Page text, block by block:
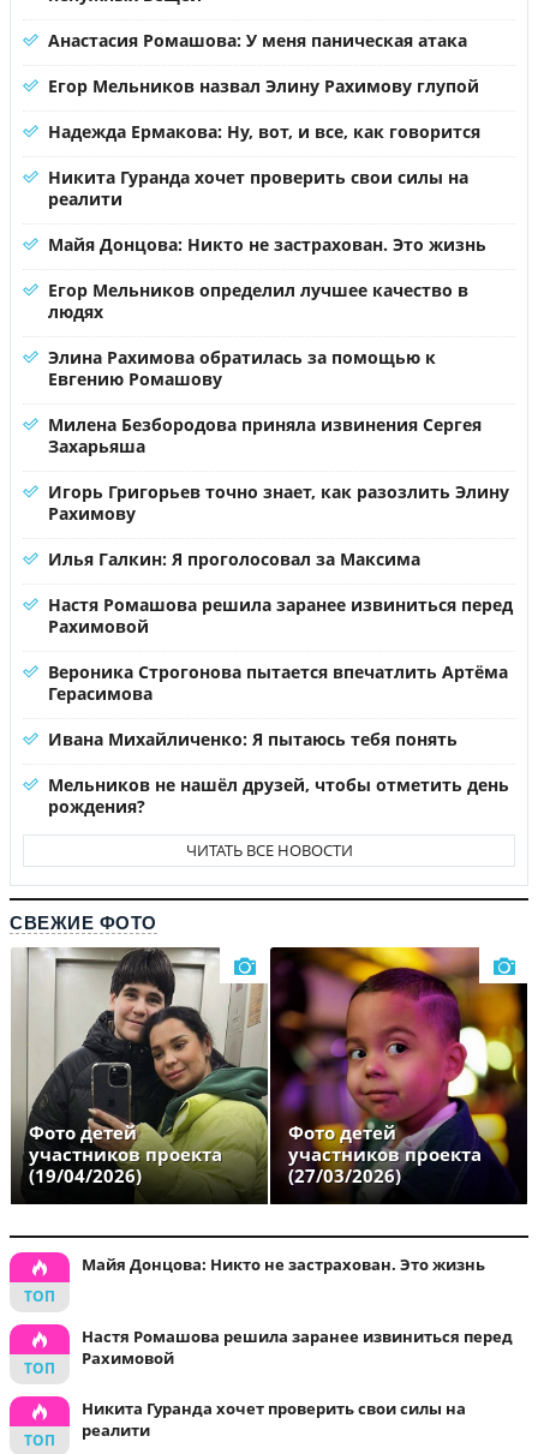
Анастасия Ромашова: У меня паническая атака
Егор Мельников назвал Элину Рахимову глупой
Надежда Ермакова: Ну, вот, и все, как говорится
Никита Гуранда хочет проверить свои силы на
реалити
Майя Донцова: Никто не застрахован. Это жизнь
Егор Мельников определил лучшее качество в
людях
Элина Рахимова обратилась за помощью к
Евгению Ромашову
Милена Безбородова приняла извинения Сергея
Захарьяша
Игорь Григорьев точно знает, как разозлить Элину
Рахимову
Илья Галкин: Я проголосовал за Максима
Настя Ромашова решила заранее извиниться перед
Рахимовой
Вероника Строгонова пытается впечатлить Артёма
Герасимова
Ивана Михайличенко: Я пытаюсь тебя понять
Мельников не нашёл друзей, чтобы отметить день
рождения?
ЧИТАТЬ ВСЕ НОВОСТИ
СВЕЖИЕ ФОТО
Фото детей
участников проекта
(19/04/2026)
Фото детей
участников проекта
(27/03/2026)
Майя Донцова: Никто не застрахован. Это жизнь
Настя Ромашова решила заранее извиниться перед
Рахимовой
Никита Гуранда хочет проверить свои силы на
реалити